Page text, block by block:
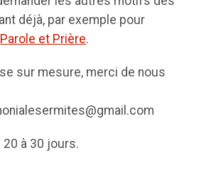
déjà, par exemple pour
Parole et Prière.
sur mesure, merci de nous
à 30 jours.